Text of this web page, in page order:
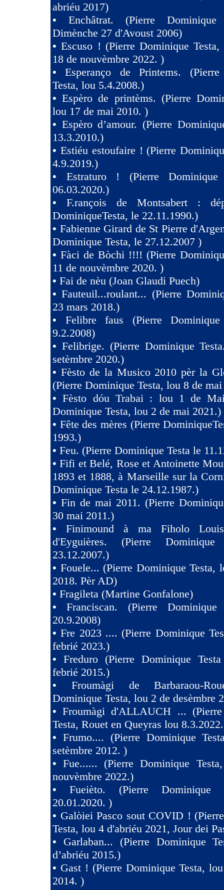
abriéu 2017)
• Enchâtrat. (Pierre
Dimènche 27 d'Avoust 2006)
•Escuso ! (Pierre Dominique
18 de nouvèmbre 2022. )
•Esperanço de Printems.
Testa, lou 5.4.2008.)
•Espèro de printèms. (Pierre
lou 17 de mai 2010. )
• Espèro d’amour. (Pierre
13.3.2010.)
• Estiéu estoufaire ! (Pierre
4.9.2019.)
• Estraturo ! (Pierre
06.03.2020.)
• F.rançois de Montsabert :
DominiqueTesta, le 22.11.1990.)
• Fabienne Girard de St Pierre
Dominique Testa, le 27.12.2007 )
• Fàci de Bòchi !!!! (Pierre
11 de nouvèmbre 2020. )
• Fai de nèu (Joan Glaudi Puech)
•Fauteuil...roulant... (Pierre
23 mars 2018.)
• Felibre faus (Pierre
9.2.2008)
• Felibrige. (Pierre Dominique
setèmbre 2020.)
• Fèsto de la Musico 2010 pèr la
(Pierre Dominique Testa, lou 8 de
•Fèsto dóu Trabai : lou 1 de
Dominique Testa, lou 2 de mai 2021.)
• Fête des mères (Pierre
1993.)
• Feu. (Pierre Dominique Testa le
•Fifi et Belé, Rose et Antoinette
1893 et 1888, à Marseille sur la
Dominique Testa le 24.12.1987.)
• Fin de mai 2011. (Pierre
30 mai 2011.)
• Finimound à ma Fiholo
d'Eyguières. (Pierre
23.12.2007.)
• Fouele... (Pierre Dominique Testa,
2018. Pèr AD)
• Fragileta (Martine Gonfalone)
•Franciscan. (Pierre
20.9.2008)
•Fre 2023 .... (Pierre Dominique
febrié 2023.)
• Freduro (Pierre Dominique
febrié 2015.)
• Froumàgi de Barbaraou-
Dominique Testa, lou 2 de desèmbre
•Froumàgi d'ALLAUCH ...
Testa, Rouet en Queyras lou
• Frumo.... (Pierre Dominique
setèmbre 2012. )
•Fue...... (Pierre Dominique
nouvèmbre 2022.)
•Fueièto. (Pierre Dominique
20.01.2020. )
• Galòiei Pasco sout COVID !
Testa, lou 4 d'abriéu 2021, Jour dei
• Garlaban... (Pierre Dominique
d’abriéu 2015.)
• Gast ! (Pierre Dominique Testa,
2014. )